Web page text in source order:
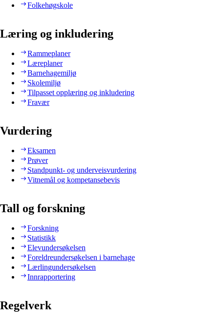
Folkehøgskole
Læring og inkludering
Rammeplaner
Læreplaner
Barnehagemiljø
Skolemiljø
Tilpasset opplæring og inkludering
Fravær
Vurdering
Eksamen
Prøver
Standpunkt- og underveisvurdering
Vitnemål og kompetansebevis
Tall og forskning
Forskning
Statistikk
Elevundersøkelsen
Foreldreundersøkelsen i barnehage
Lærlingundersøkelsen
Innrapportering
Regelverk